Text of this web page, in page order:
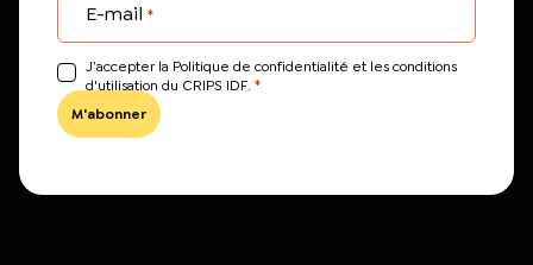
E-mail *
J’accepter la Politique de confidentialité et les conditions
d'utilisation du CRIPS IDF. *